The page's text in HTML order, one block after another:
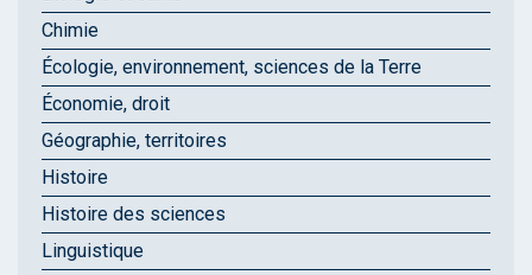
Chimie
Écologie, environnement, sciences de la Terre
Économie, droit
Géographie, territoires
Histoire
Histoire des sciences
Linguistique